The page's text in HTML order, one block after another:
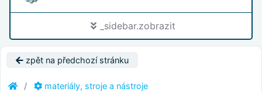
_sidebar.zobrazit
zpět na předchozí stránku
materiály, stroje a nástroje